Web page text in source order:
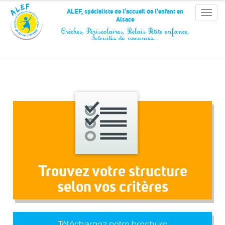
Panneau de gestion des cookies
Toggle
ALEF, spécialiste de l'accueil de l'enfant en
Alsace
Crèches, Périscolaires, Relais Petite enfance,
Activités de vacances…
Trouvez votre structure
selon vos critères